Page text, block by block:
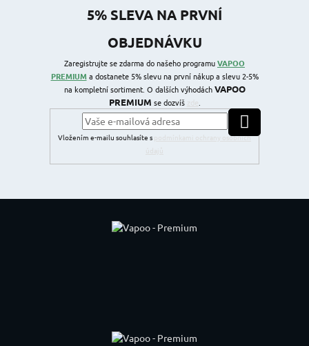
5% SLEVA NA PRVNÍ
OBJEDNÁVKU
Zaregistrujte se zdarma do našeho programuVAPOO
PREMIUMa dostanete 5% slevu na první nákup a slevu 2-5%
na kompletní sortiment. O dalších výhodáchVAPOO
PREMIUM se dozvíš .
Vložením e-mailu souhlasíte s
podmínkami ochrany osobních